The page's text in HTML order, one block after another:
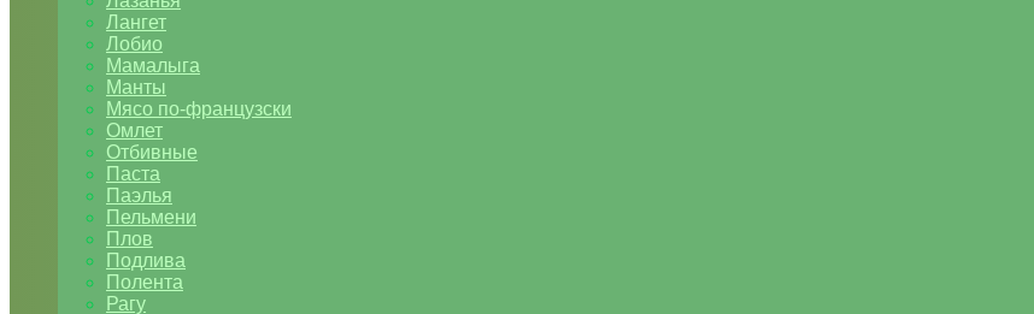
Лангет
Лобио
Мамалыга
Манты
Мясо по-французски
Омлет
Отбивные
Паста
Паэлья
Пельмени
Плов
Подлива
Полента
Рагу